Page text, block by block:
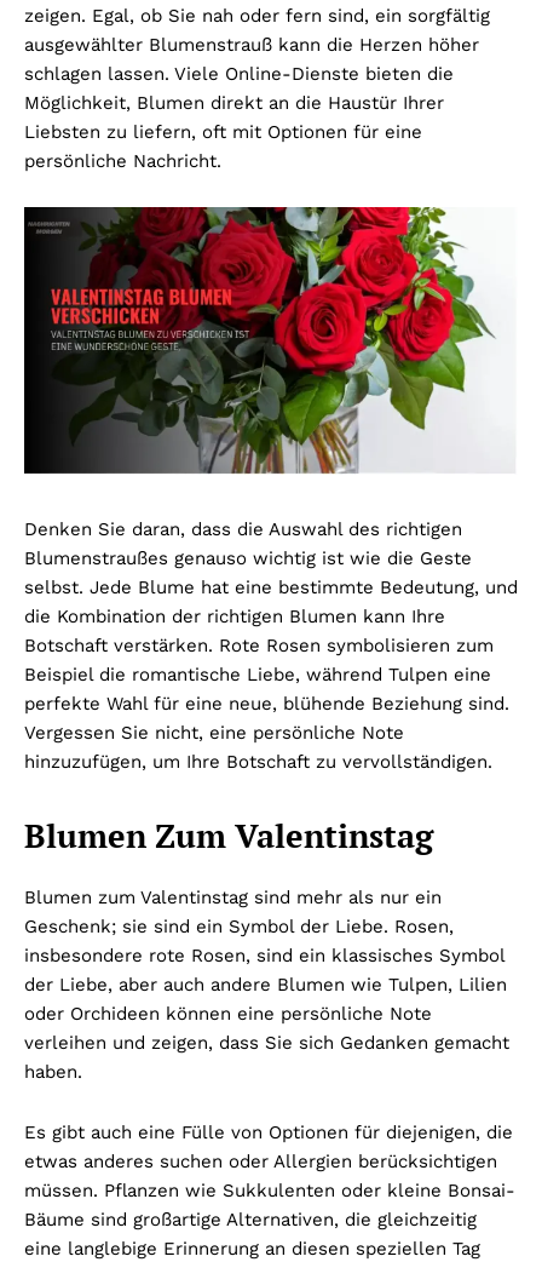
zeigen. Egal, ob Sie nah oder fern sind, ein sorgfältig
ausgewählter Blumenstrauß kann die Herzen höher
schlagen lassen. Viele Online-Dienste bieten die
Möglichkeit, Blumen direkt an die Haustür Ihrer
Liebsten zu liefern, oft mit Optionen für eine
persönliche Nachricht.
Denken Sie daran, dass die Auswahl des richtigen
Blumenstraußes genauso wichtig ist wie die Geste
selbst. Jede Blume hat eine bestimmte Bedeutung, und
die Kombination der richtigen Blumen kann Ihre
Botschaft verstärken. Rote Rosen symbolisieren zum
Beispiel die romantische Liebe, während Tulpen eine
perfekte Wahl für eine neue, blühende Beziehung sind.
Vergessen Sie nicht, eine persönliche Note
hinzuzufügen, um Ihre Botschaft zu vervollständigen.
Blumen Zum Valentinstag
Blumen zum Valentinstag sind mehr als nur ein
Geschenk; sie sind ein Symbol der Liebe. Rosen,
insbesondere rote Rosen, sind ein klassisches Symbol
der Liebe, aber auch andere Blumen wie Tulpen, Lilien
oder Orchideen können eine persönliche Note
verleihen und zeigen, dass Sie sich Gedanken gemacht
haben.
Es gibt auch eine Fülle von Optionen für diejenigen, die
etwas anderes suchen oder Allergien berücksichtigen
müssen. Pflanzen wie Sukkulenten oder kleine Bonsai-
Bäume sind großartige Alternativen, die gleichzeitig
eine langlebige Erinnerung an diesen speziellen Tag